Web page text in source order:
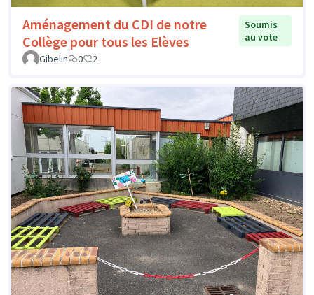
Aménagement du CDI de notre
Collège pour tous les Elèves
Soumis
au vote
Gibelin
0 2